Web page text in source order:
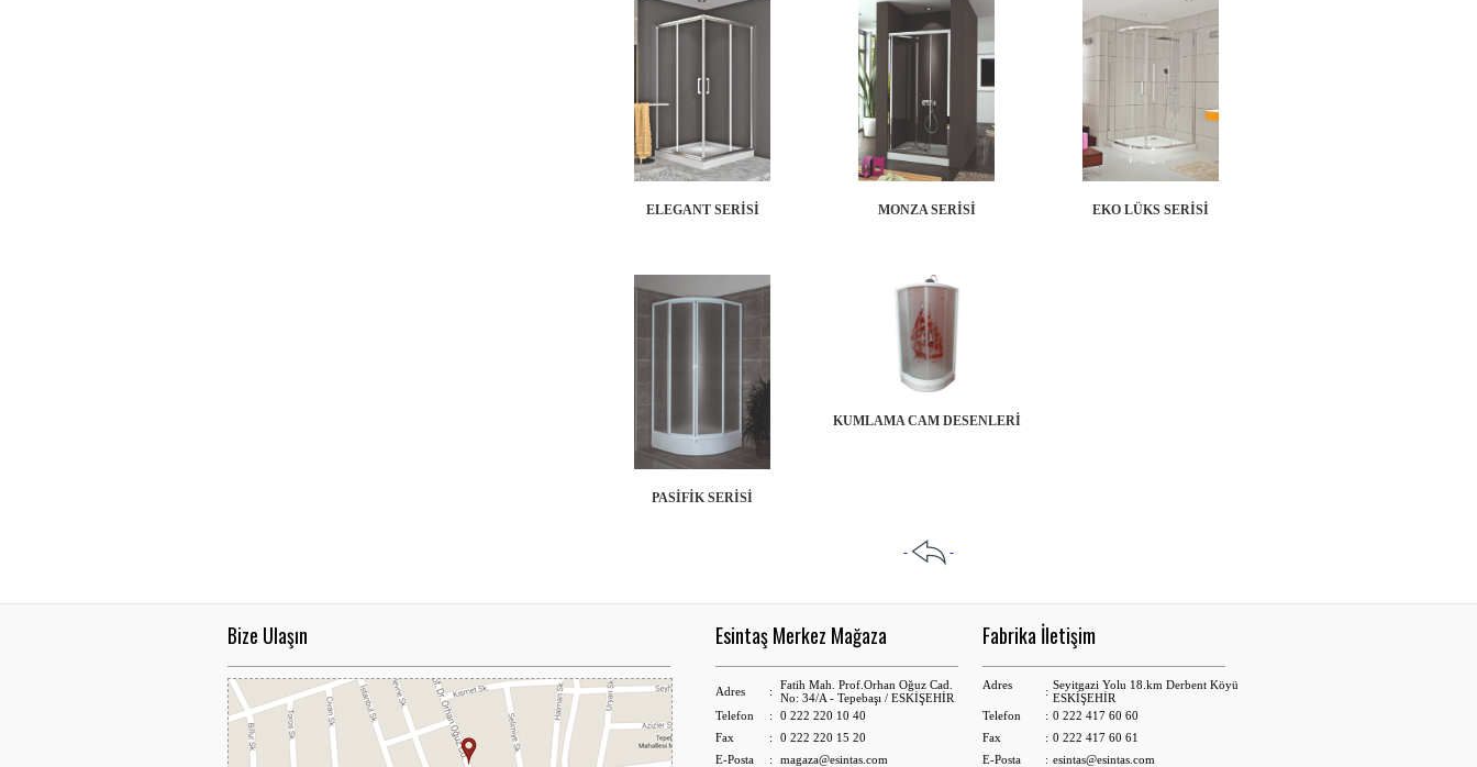
ELEGANT SERİSİ MONZA SERİSİ EKO LÜKS SERİSİ
PASİFİK SERİSİ
KUMLAMA CAM DESENLERİ
- -
Bize Ulaşın Esintaş Merkez Mağaza
Adres :
Fatih Mah. Prof.Orhan Oğuz Cad.
No: 34/A - Tepebaşı / ESKİŞEHİR
Telefon
:
0 222 220 10 40
Fax
:
0 222 220 15 20
E-Posta
: magaza@esintas.com
Fabrika İletişim
Adres : Seyitgazi Yolu 18.km Derbent Köyü
ESKİŞEHİR
Telefon
: 0 222 417 60 60
Fax
: 0 222 417 60 61
E-Posta
: esintas@esintas.com